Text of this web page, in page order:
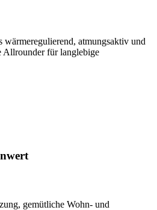
atmungsaktiv und
Allrounder für langlebige
gemütliche Wohn- und